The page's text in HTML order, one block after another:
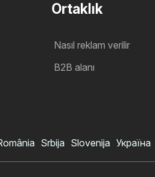
Ortaklık
Nasıl reklam verilir
B2B alanı
Srbija Slovenija Україна